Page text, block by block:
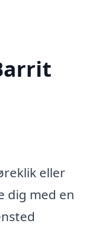
eller
dig med en